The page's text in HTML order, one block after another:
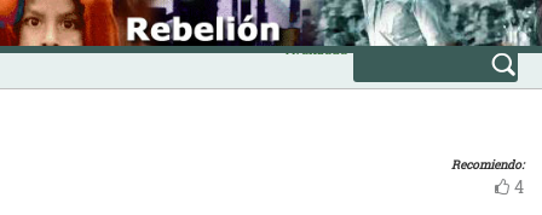
Skip
to
content
INICIO
Avanzada
Recomiendo:
4